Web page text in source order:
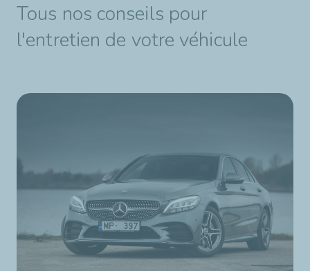
Tous nos conseils pour
l'entretien de votre véhicule